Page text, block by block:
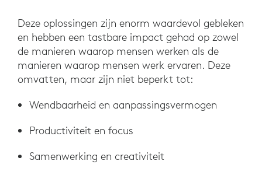
Deze oplossingen zijn enorm waardevol gebleken
en hebben een tastbare impact gehad op zowel
de manieren waarop mensen werken als de
manieren waarop mensen werk ervaren. Deze
omvatten, maar zijn niet beperkt tot:
Wendbaarheid en aanpassingsvermogen
Productiviteit en focus
Samenwerking en creativiteit